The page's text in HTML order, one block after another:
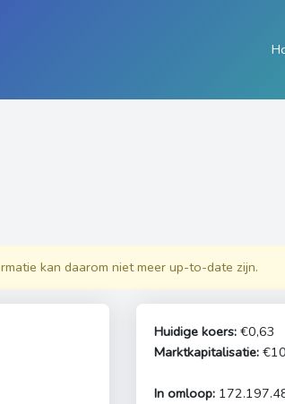
kan daarom niet meer up-to-date zijn.
Huidige koers: €0,63
Marktkapitalisatie:
In omloop: